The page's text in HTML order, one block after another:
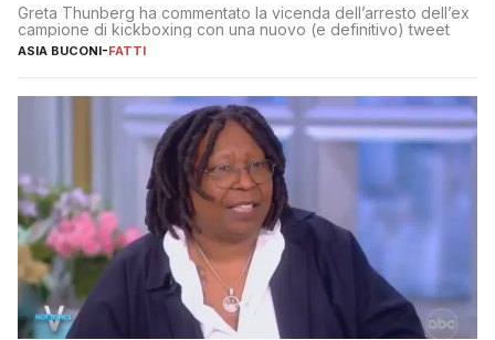
Greta Thunberg ha commentato la vicenda dell’arresto dell’ex
campione di kickboxing con una nuovo (e definitivo) tweet
ASIA BUCONI-FATTI